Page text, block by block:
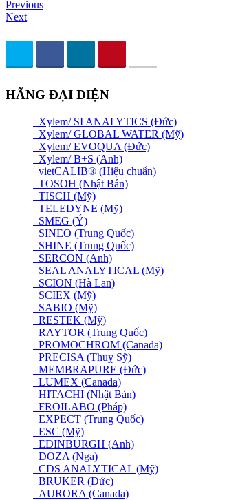
Previous
Next
HÃNG ĐẠI DIỆN
Xylem/ SI ANALYTICS (Đức)
Xylem/ GLOBAL WATER (Mỹ)
Xylem/ EVOQUA (Đức)
Xylem/ B+S (Anh)
vietCALIB® (Hiệu chuẩn)
TOSOH (Nhật Bản)
TISCH (Mỹ)
TELEDYNE (Mỹ)
SMEG (Ý)
SINEO (Trung Quốc)
SHINE (Trung Quốc)
SERCON (Anh)
SEAL ANALYTICAL (Mỹ)
SCION (Hà Lan)
SCIEX (Mỹ)
SABIO (Mỹ)
RESTEK (Mỹ)
RAYTOR (Trung Quốc)
PROMOCHROM (Canada)
PRECISA (Thuỵ Sỹ)
MEMBRAPURE (Đức)
LUMEX (Canada)
HITACHI (Nhật Bản)
FROILABO (Pháp)
EXPECT (Trung Quốc)
ESC (Mỹ)
EDINBURGH (Anh)
DOZA (Nga)
CDS ANALYTICAL (Mỹ)
BRUKER (Đức)
AURORA (Canada)